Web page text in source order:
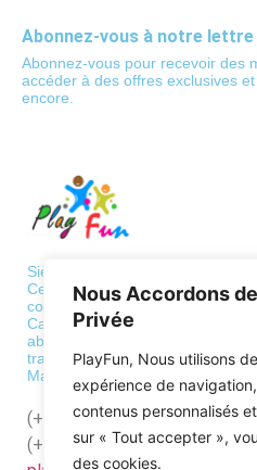
Nous Accordons
Privée
PlayFun, Nous utilisons
expérience de
contenus personnalisés
sur « Tout accepter »,
des cookies.
Abonnez-vous à notre
Abonnez-vous pour recevoir des
accéder à des offres exclusives
encore.
Siège: 36 BD de Paris,
Centre de traitement des
commandes
Casa: Bd al qods, hay mouley
abdellah Casablanca Centre de
traitement des commandes
Maroc: Zone industrielle Mediouna
(+212)522568689
(+212)662128918